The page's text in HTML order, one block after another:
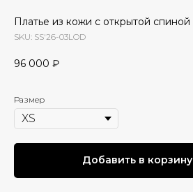
Платье из кожи с открытой спиной
SKU: SS'26-03LOD
96 000 ₽
Размер
Добавить в корзину